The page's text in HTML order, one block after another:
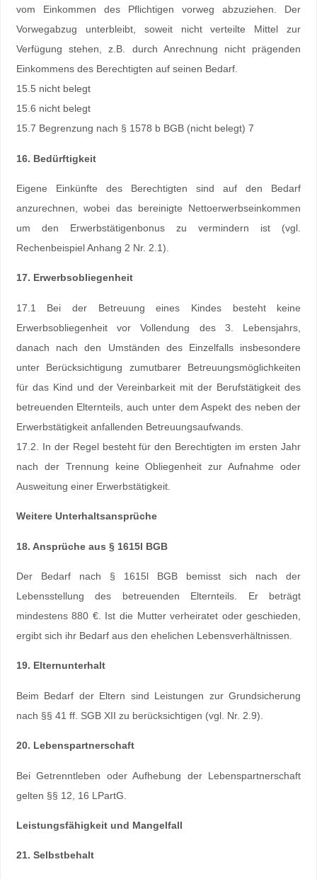
vom Einkommen des Pflichtigen vorweg abzuziehen. Der
Vorwegabzug unterbleibt, soweit nicht verteilte Mittel zur
Verfügung stehen, z.B. durch Anrechnung nicht prägenden
Einkommens des Berechtigten auf seinen Bedarf.
15.5 nicht belegt
15.6 nicht belegt
15.7 Begrenzung nach § 1578 b BGB (nicht belegt) 7
16. Bedürftigkeit
Eigene Einkünfte des Berechtigten sind auf den Bedarf
anzurechnen, wobei das bereinigte Nettoerwerbseinkommen
um den Erwerbstätigenbonus zu vermindern ist (vgl.
Rechenbeispiel Anhang 2 Nr. 2.1).
17. Erwerbsobliegenheit
17.1 Bei der Betreuung eines Kindes besteht keine
Erwerbsobliegenheit vor Vollendung des 3. Lebensjahrs,
danach nach den Umständen des Einzelfalls insbesondere
unter Berücksichtigung zumutbarer Betreuungsmöglichkeiten
für das Kind und der Vereinbarkeit mit der Berufstätigkeit des
betreuenden Elternteils, auch unter dem Aspekt des neben der
Erwerbstätigkeit anfallenden Betreuungsaufwands.
17.2. In der Regel besteht für den Berechtigten im ersten Jahr
nach der Trennung keine Obliegenheit zur Aufnahme oder
Ausweitung einer Erwerbstätigkeit.
Weitere Unterhaltsansprüche
18. Ansprüche aus § 1615l BGB
Der Bedarf nach § 1615l BGB bemisst sich nach der
Lebensstellung des betreuenden Elternteils. Er beträgt
mindestens 880 €. Ist die Mutter verheiratet oder geschieden,
ergibt sich ihr Bedarf aus den ehelichen Lebensverhältnissen.
19. Elternunterhalt
Beim Bedarf der Eltern sind Leistungen zur Grundsicherung
nach §§ 41 ff. SGB XII zu berücksichtigen (vgl. Nr. 2.9).
20. Lebenspartnerschaft
Bei Getrenntleben oder Aufhebung der Lebenspartnerschaft
gelten §§ 12, 16 LPartG.
Leistungsfähigkeit und Mangelfall
21. Selbstbehalt